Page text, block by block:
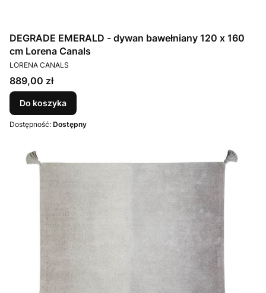
DEGRADE EMERALD - dywan bawełniany 120 x 160
cm Lorena Canals
PRODUCENT
LORENA CANALS
Cena
889,00 zł
Do koszyka
Dostępność: Dostępny